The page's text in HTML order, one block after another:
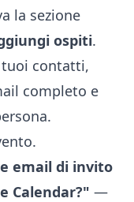
la sezione
ospiti.
contatti,
completo e
email di invito
Calendar?" —